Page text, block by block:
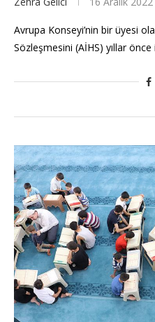
Avrupa Konseyi’nin bir üyesi
Sözleşmesini (AİHS) yıllar